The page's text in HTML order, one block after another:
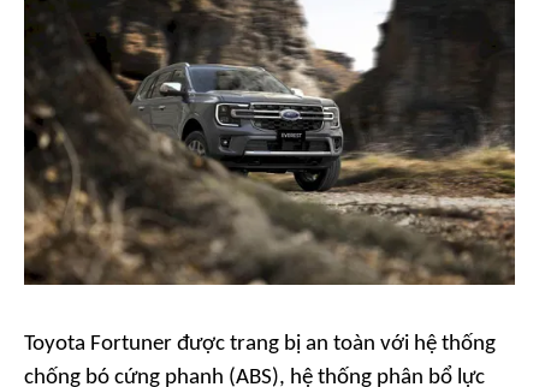
Toyota Fortuner được trang bị an toàn với hệ thống
chống bó cứng phanh (ABS), hệ thống phân bổ lực